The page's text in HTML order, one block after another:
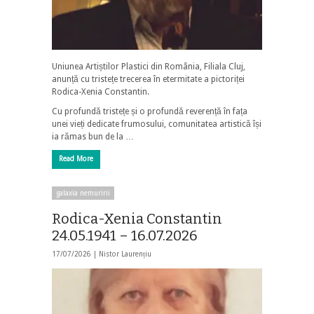
Uniunea Artiștilor Plastici din România, Filiala Cluj,
anunță cu tristețe trecerea în etermitate a pictoriței
Rodica-Xenia Constantin.
Cu profundă tristețe și o profundă reverență în fața
unei vieți dedicate frumosului, comunitatea artistică își
ia rămas bun de la …
Read More
galaxia nemuririi
Rodica-Xenia Constantin
24.05.1941 – 16.07.2026
17/07/2026 | Nistor Laurențiu